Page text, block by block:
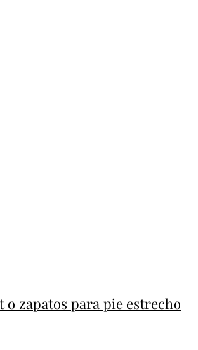
o zapatos para pie estrecho